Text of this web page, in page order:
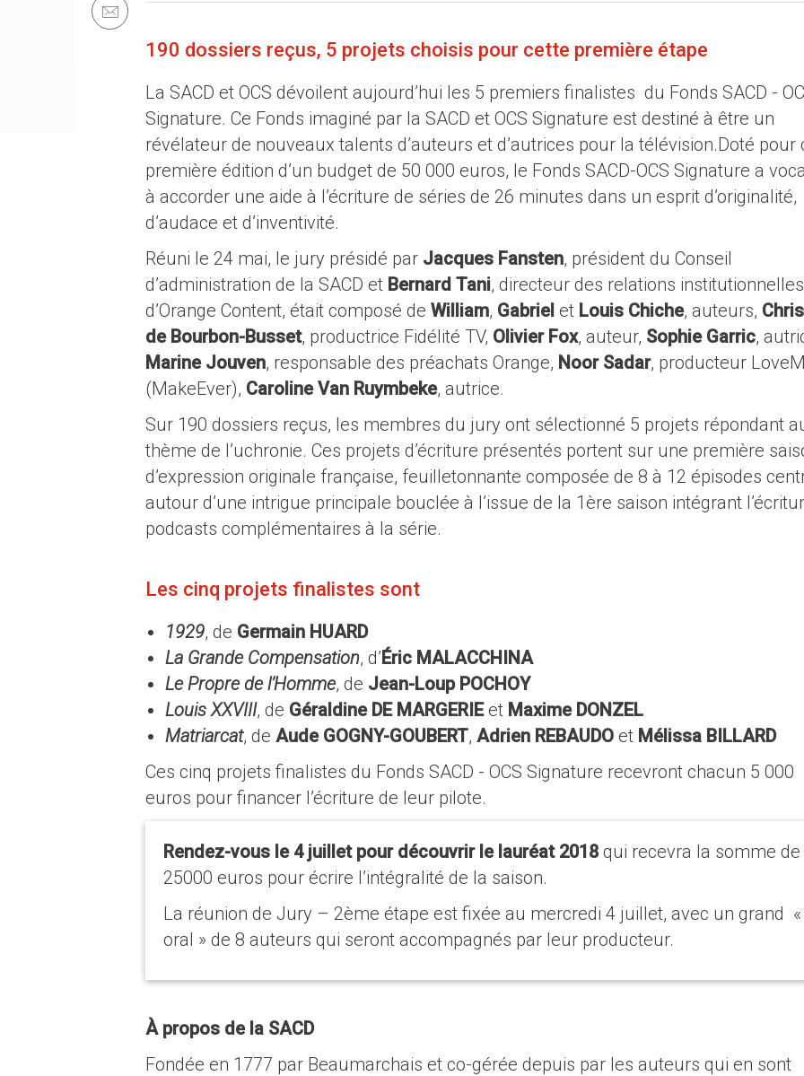
190 dossiers reçus, 5 projets choisis pour cette première étape
La SACD et OCS dévoilent aujourd’hui les 5 premiers finalistes du Fonds SACD -
Signature. Ce Fonds imaginé par la SACD et OCS Signature est destiné à être un
révélateur de nouveaux talents d’auteurs et d’autrices pour la télévision.Doté pour
première édition d’un budget de 50 000 euros, le Fonds SACD-OCS Signature a
à accorder une aide à l’écriture de séries de 26 minutes dans un esprit d’originalité,
d’audace et d’inventivité.
Réuni le 24 mai, le jury présidé par Jacques Fansten, président du Conseil
d’administration de la SACD et Bernard Tani, directeur des relations institutionnelles
d’Orange Content, était composé de William, Gabriel et Louis Chiche, auteurs,
de Bourbon-Busset, productrice Fidélité TV, Olivier Fox, auteur, Sophie Garric,
Marine Jouven, responsable des préachats Orange, Noor Sadar, producteur
(MakeEver), Caroline Van Ruymbeke, autrice.
Sur 190 dossiers reçus, les membres du jury ont sélectionné 5 projets répondant
thème de l’uchronie. Ces projets d’écriture présentés portent sur une première
d’expression originale française, feuilletonnante composée de 8 à 12 épisodes
autour d’une intrigue principale bouclée à l’issue de la 1ère saison intégrant
podcasts complémentaires à la série.
Les cinq projets finalistes sont
1929, de Germain HUARD
La Grande Compensation, d’Éric MALACCHINA
Le Propre de l’Homme, de Jean-Loup POCHOY
Louis XXVIII, de Géraldine DE MARGERIEet Maxime DONZEL
Matriarcat, de Aude GOGNY-GOUBERT, Adrien REBAUDO et Mélissa BILLARD
Ces cinq projets finalistes du Fonds SACD - OCS Signature recevront chacun 5 000
euros pour financer l’écriture de leur pilote.
Rendez-vous le 4 juillet pour découvrir le lauréat 2018qui recevra la somme de
25000 euros pour écrire l’intégralité de la saison.
La réunion de Jury – 2ème étape est fixée au mercredi 4 juillet, avec un grand «
oral » de 8 auteurs qui seront accompagnés par leur producteur.
À propos de la SACD
Fondée en 1777 par Beaumarchais et co-gérée depuis par les auteurs qui en sont